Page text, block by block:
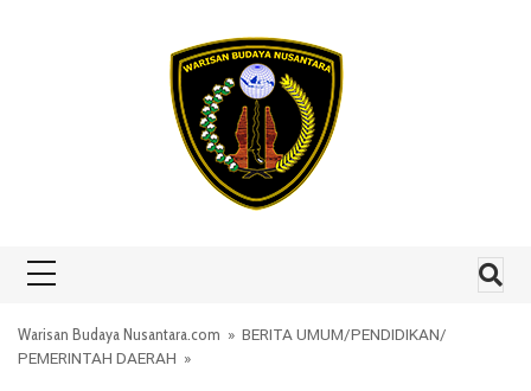
Warisan Budaya Nusantara.com » BERITA UMUM/PENDIDIKAN/
PEMERINTAH DAERAH »